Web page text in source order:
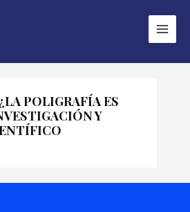
Main
Menu
POLIGRAFÍA ES
Y